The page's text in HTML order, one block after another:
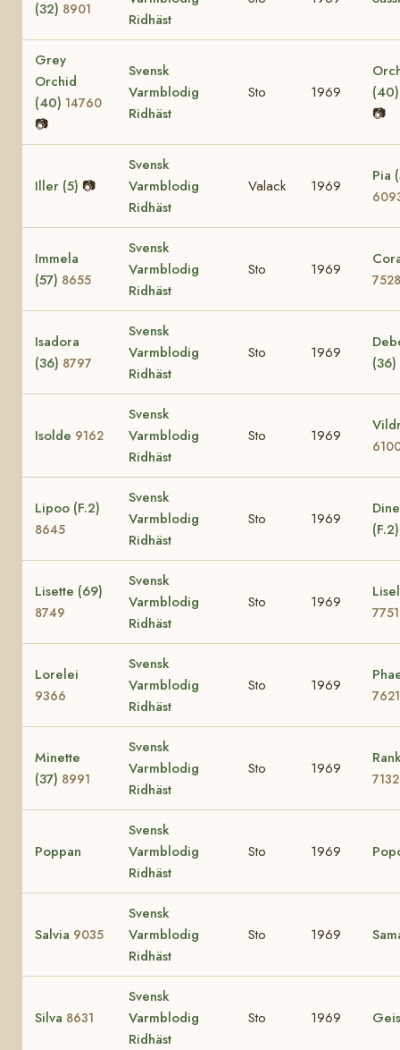
(32) 8901
Ridhäst
Grey
Orchid
(40) 14760
📷
Svensk
Varmblodig
Ridhäst
Sto 1969
📷
Iller (5) 📷
Svensk
Varmblodig
Ridhäst
Valack 1969
Pia
Immela
(57) 8655
Svensk
Varmblodig
Ridhäst
Sto 1969
7528
Isadora
(36) 8797
Svensk
Varmblodig
Ridhäst
Sto 1969
(36)
Isolde 9162
Svensk
Varmblodig
Ridhäst
Sto 1969
Lipoo (F.2)
8645
Svensk
Varmblodig
Ridhäst
Sto 1969
Lisette (69)
8749
Svensk
Varmblodig
Ridhäst
Sto 1969
7751
Lorelei
9366
Svensk
Varmblodig
Ridhäst
Sto 1969
7621
Minette
(37) 8991
Svensk
Varmblodig
Ridhäst
Sto 1969
7132
Poppan
Svensk
Varmblodig
Ridhäst
Sto 1969
Salvia 9035
Svensk
Varmblodig
Ridhäst
Sto 1969
Silva 8631
Svensk
Varmblodig
Ridhäst
Sto 1969